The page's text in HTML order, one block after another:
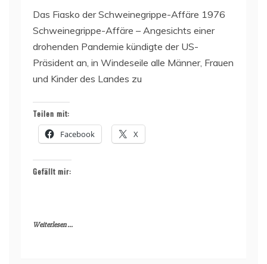
Das Fiasko der Schweinegrippe-Affäre 1976
Schweinegrippe-Affäre – Angesichts einer
drohenden Pandemie kündigte der US-
Präsident an, in Windeseile alle Männer, Frauen
und Kinder des Landes zu
Teilen mit:
Facebook X
Gefällt mir:
Weiterlesen ...